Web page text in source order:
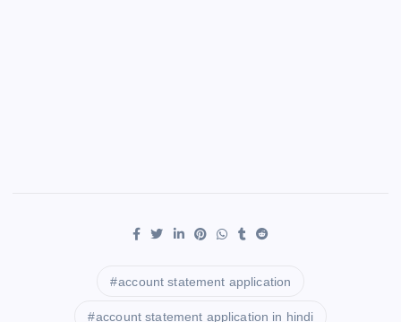
account statement application
account statement application in hindi